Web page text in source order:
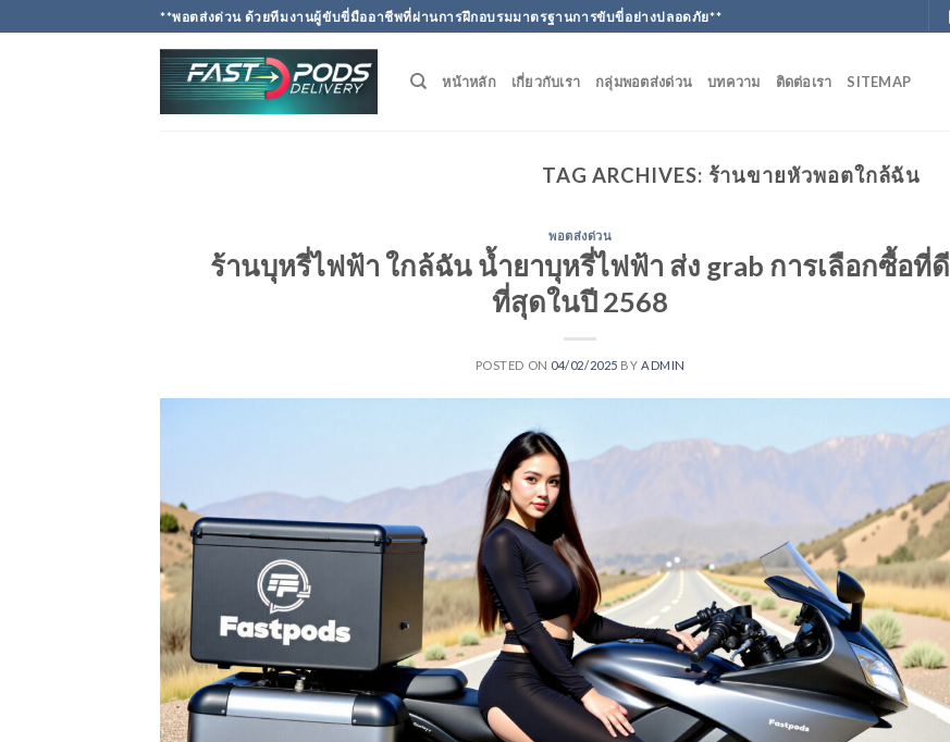
to
**พอตส่งด่วน ด้วยทีมงานผู้ขับขี่มืออาชีพที่ผ่านการฝึกอบรมมาตรฐานการขับขี่อย่างปลอดภัย**
หน้าหลัก เกี่ยวกับเรา กลุ่มพอตส่งด่วน บทความ ติดต่อเรา SITEMAP
TAG ARCHIVES: ร้านขายหัวพอตใกล้ฉัน
พอตส่งด่วน
ร้านบุหรี่ไฟฟ้า ใกล้ฉัน น้ำยาบุหรี่ไฟฟ้า ส่ง grab การเลือกซื้อที่ดี
ที่สุดในปี 2568
POSTED ON 04/02/2025 BYADMIN